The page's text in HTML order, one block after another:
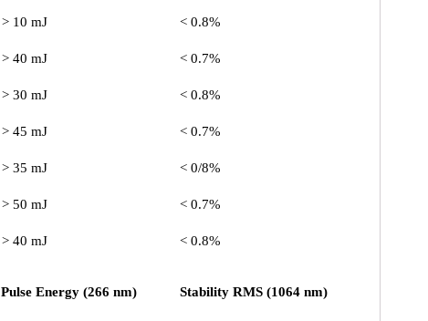
> 10 mJ < 0.8%
> 40 mJ < 0.7%
> 30 mJ < 0.8%
> 45 mJ < 0.7%
> 35 mJ < 0/8%
> 50 mJ < 0.7%
> 40 mJ < 0.8%
Pulse Energy (266 nm) Stability RMS (1064 nm)